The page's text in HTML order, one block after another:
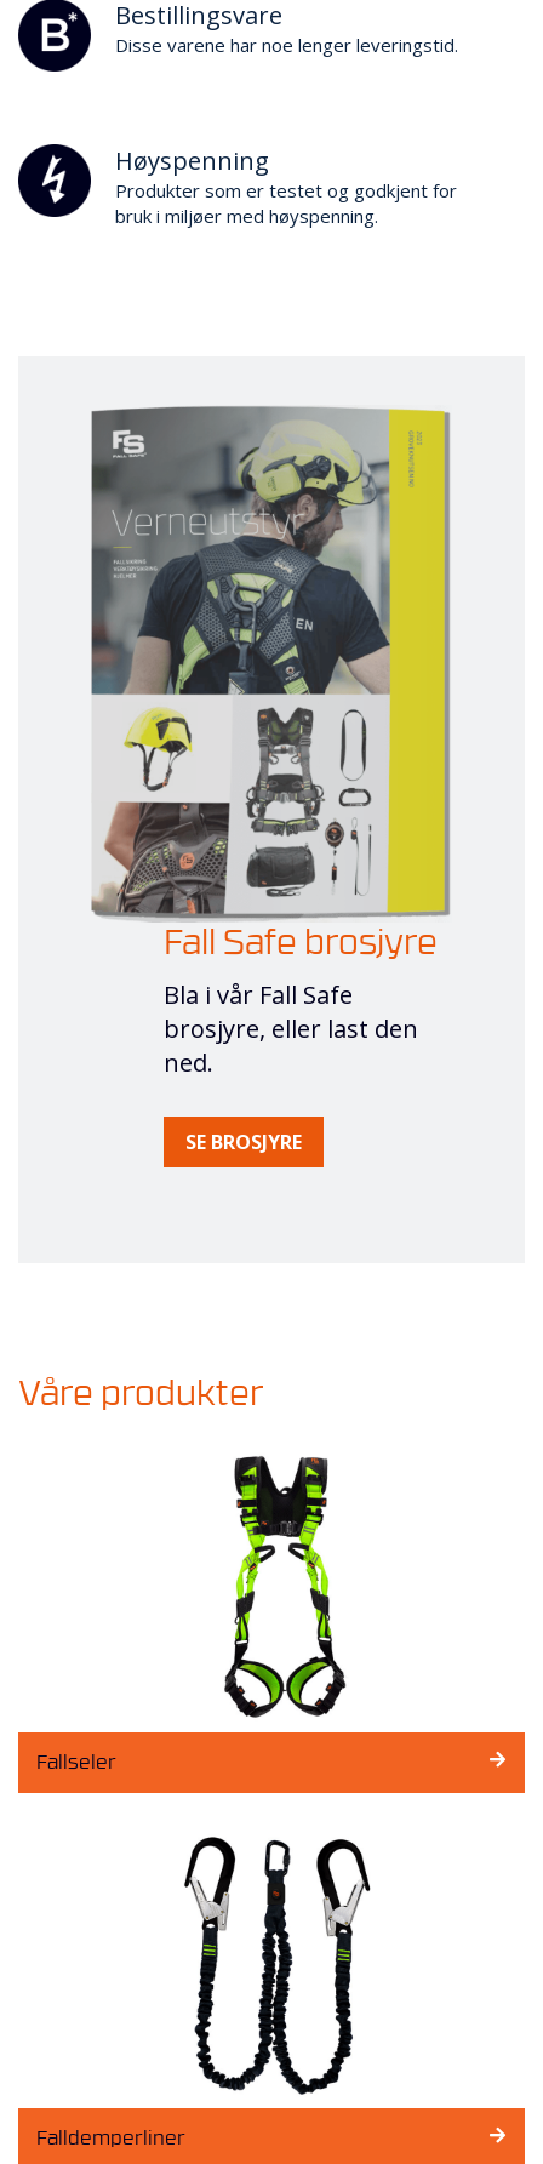
Bestillingsvare
Disse varene har noe lenger leveringstid.
Høyspenning
Produkter som er testet og godkjent for
bruk i miljøer med høyspenning.
Fall Safe brosjyre
Bla i vår Fall Safe
brosjyre, eller last den
ned.
SE BROSJYRE
Våre produkter
Fallseler
Falldemperliner